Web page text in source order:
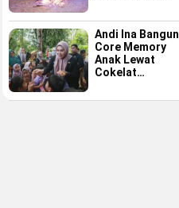
Budaya sebagai
Destinasi Wisata
Andi Ina Bangun
Core Memory
Anak Lewat
Cokelat